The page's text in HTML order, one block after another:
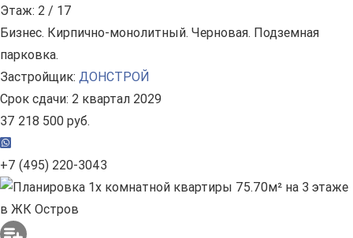
Этаж: 2 / 17
Бизнес. Кирпично-монолитный. Черновая. Подземная
парковка.
Застройщик: ДОНСТРОЙ
Срок сдачи: 2 квартал 2029
37 218 500 руб.
+7 (495) 220-3043